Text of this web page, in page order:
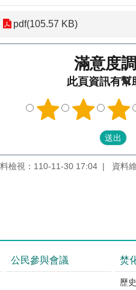
pdf(105.57 KB)
滿意度
此頁資訊有幫
檢視：110-11-30 17:04 資料
公民參與會議 焚
歷